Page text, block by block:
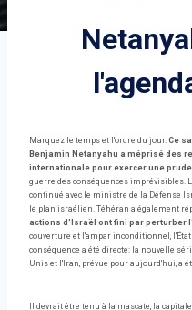
Marquez le temps et l'ordre du jour. Ce
Benjamin Netanyahu a méprisé des
internationale pour exercer une
guerre des conséquences imprévisibles.
continué avec le ministre de la Défense
le plan israélien. Téhéran a également
actions d'Israël ont fini par perturber
couverture et l'ampar inconditionnel,
conséquence a été directe: la nouvelle
Unis et l'Iran, prévue pour aujourd'hui, a
Il devrait être tenu à la mascate, la capitale